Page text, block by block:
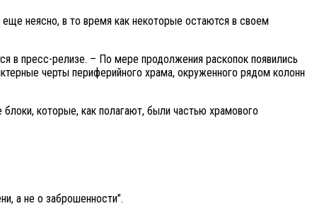
неясно, в то время как некоторые остаются в своем
в пресс-релизе. – По мере продолжения раскопок появились
черты периферийного храма, окруженного рядом колонн
которые, как полагают, были частью храмового
а не о заброшенности”.